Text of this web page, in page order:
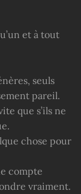
et à tout
seuls
pareil.
que s’ils ne
chose pour
compte
vraiment.